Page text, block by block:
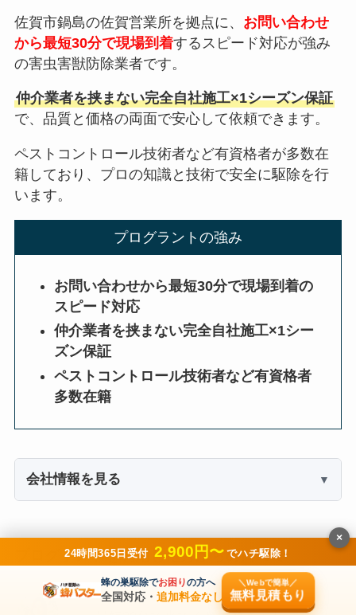
佐賀市鍋島の佐賀営業所を拠点に、 お問い合わせ
から最短30分で現場到着するスピード対応が強み
の害虫害獣防除業者です。
仲介業者を挟まない完全自社施工×1シーズン保証
で、品質と価格の両面で安心して依頼できます。
ペストコントロール技術者など有資格者が多数在
籍しており、プロの知識と技術で安全に駆除を行
います。
プログラントの強み
お問い合わせから最短30分で現場到着の
スピード対応
仲介業者を挟まない完全自社施工×1シー
ズン保証
ペストコントロール技術者など有資格者
多数在籍
会社情報を見る
プログラントを利用した方からの口コミ
24時間365日受付 2,900円〜 でハチ駆除！
蜂の巣駆除でお困りの方へ
全国対応・追加料金なし
＼Webで簡単／
無料見積もり
×